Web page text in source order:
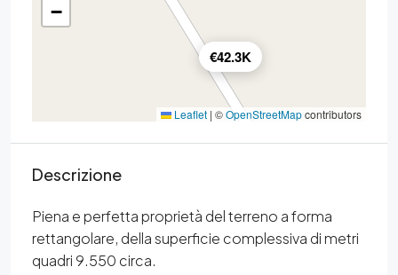
€42.3K
−
Leaflet | ©OpenStreetMapcontributors
Descrizione
Piena e perfetta proprietà del terreno a forma
rettangolare, della superficie complessiva di metri
quadri 9.550 circa.